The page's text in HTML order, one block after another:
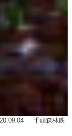
千頭森林鉄